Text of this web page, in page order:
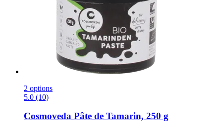
2 options
5.0 (10)
Cosmoveda Pâte de Tamarin, 250 g